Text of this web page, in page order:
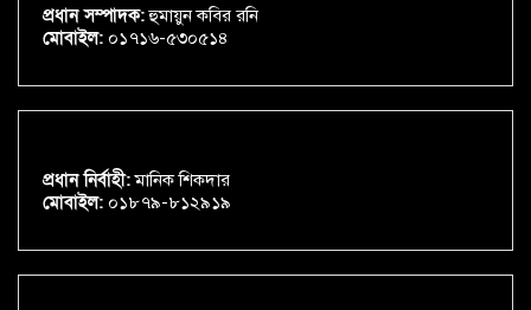
প্রধান সম্পাদক:হুমায়ুন কবির রনি
মোবাইল: ০১৭১৬-৫৩০৫১৪
প্রধান নির্বাহী:মানিক শিকদার
মোবাইল: ০১৮৭৯-৮১২৯১৯